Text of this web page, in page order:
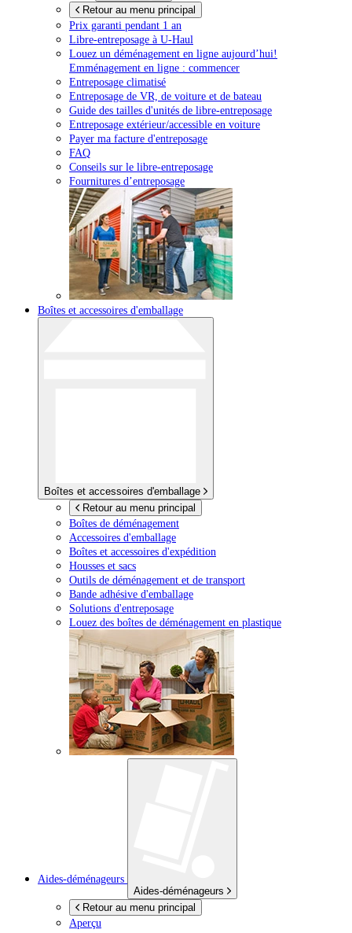
Retour au menu principal
Prix garanti pendant 1 an
Libre-entreposage à U-Haul
Louez un déménagement en ligne aujourd’hui!
Emménagement en ligne : commencer
Entreposage climatisé
Entreposage de VR, de voiture et de bateau
Guide des tailles d'unités de libre-entreposage
Entreposage extérieur/accessible en voiture
Payer ma facture d'entreposage
FAQ
Conseils sur le libre-entreposage
Fournitures d’entreposage
Boîtes et accessoires d'emballage
Boîtes et accessoires d'emballage
Retour au menu principal
Boîtes de déménagement
Accessoires d'emballage
Boîtes et accessoires d'expédition
Housses et sacs
Outils de déménagement et de transport
Bande adhésive d'emballage
Solutions d'entreposage
Louez des boîtes de déménagement en plastique
Aides-déménageurs
Aides-déménageurs
Retour au menu principal
Aperçu